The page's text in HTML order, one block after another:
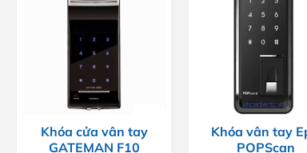
Khóa cửa vân tay
GATEMAN F10
Khóa vân tay
POPScan